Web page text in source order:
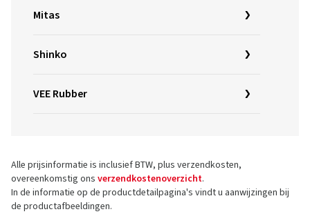
Mitas
Shinko
VEE Rubber
Alle prijsinformatie is inclusief BTW, plus verzendkosten,
overeenkomstig ons verzendkostenoverzicht.
In de informatie op de productdetailpagina's vindt u aanwijzingen bij
de productafbeeldingen.